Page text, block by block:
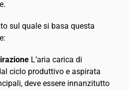
sul quale si basa questa
L’aria carica di
ciclo produttivo e aspirata
deve essere innanzitutto